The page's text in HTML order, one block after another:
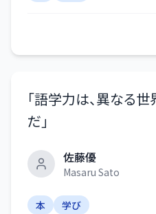
「語学力は、異なる
だ 」
佐藤優
Masaru Sato
本 学び